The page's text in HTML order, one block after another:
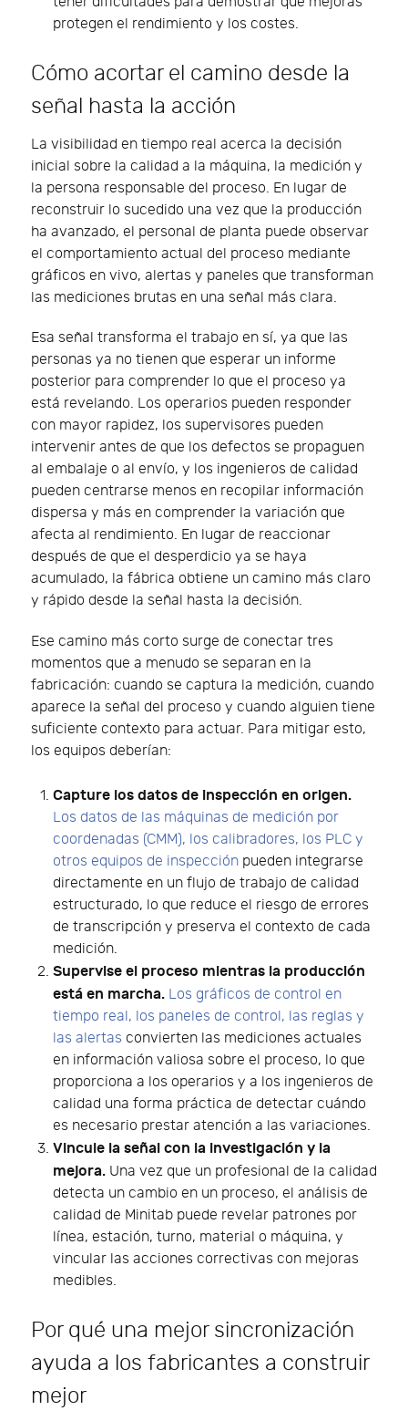
protegen el rendimiento y los costes.
Cómo acortar el camino desde la
señal hasta la acción
La visibilidad en tiempo real acerca la decisión
inicial sobre la calidad a la máquina, la medición y
la persona responsable del proceso. En lugar de
reconstruir lo sucedido una vez que la producción
ha avanzado, el personal de planta puede observar
el comportamiento actual del proceso mediante
gráficos en vivo, alertas y paneles que transforman
las mediciones brutas en una señal más clara.
Esa señal transforma el trabajo en sí, ya que las
personas ya no tienen que esperar un informe
posterior para comprender lo que el proceso ya
está revelando. Los operarios pueden responder
con mayor rapidez, los supervisores pueden
intervenir antes de que los defectos se propaguen
al embalaje o al envío, y los ingenieros de calidad
pueden centrarse menos en recopilar información
dispersa y más en comprender la variación que
afecta al rendimiento. En lugar de reaccionar
después de que el desperdicio ya se haya
acumulado, la fábrica obtiene un camino más claro
y rápido desde la señal hasta la decisión.
Ese camino más corto surge de conectar tres
momentos que a menudo se separan en la
fabricación: cuando se captura la medición, cuando
aparece la señal del proceso y cuando alguien tiene
suficiente contexto para actuar. Para mitigar esto,
los equipos deberían:
Capture los datos de inspección en origen.
Los datos de las máquinas de medición por
coordenadas (CMM), los calibradores, los PLC y
otros equipos de inspección pueden integrarse
directamente en un flujo de trabajo de calidad
estructurado, lo que reduce el riesgo de errores
de transcripción y preserva el contexto de cada
medición.
Supervise el proceso mientras la producción
está en marcha. Los gráficos de control en
tiempo real, los paneles de control, las reglas y
las alertas convierten las mediciones actuales
en información valiosa sobre el proceso, lo que
proporciona a los operarios y a los ingenieros de
calidad una forma práctica de detectar cuándo
es necesario prestar atención a las variaciones.
Vincule la señal con la investigación y la
mejora. Una vez que un profesional de la calidad
detecta un cambio en un proceso, el análisis de
calidad de Minitab puede revelar patrones por
línea, estación, turno, material o máquina, y
vincular las acciones correctivas con mejoras
medibles.
Por qué una mejor sincronización
ayuda a los fabricantes a construir
mejor